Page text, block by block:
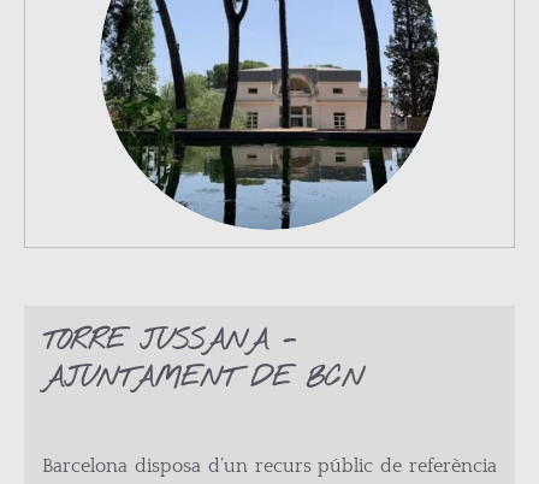
TORRE JUSSANA -
AJUNTAMENT DE BCN
Barcelona disposa d’un recurs públic de referència